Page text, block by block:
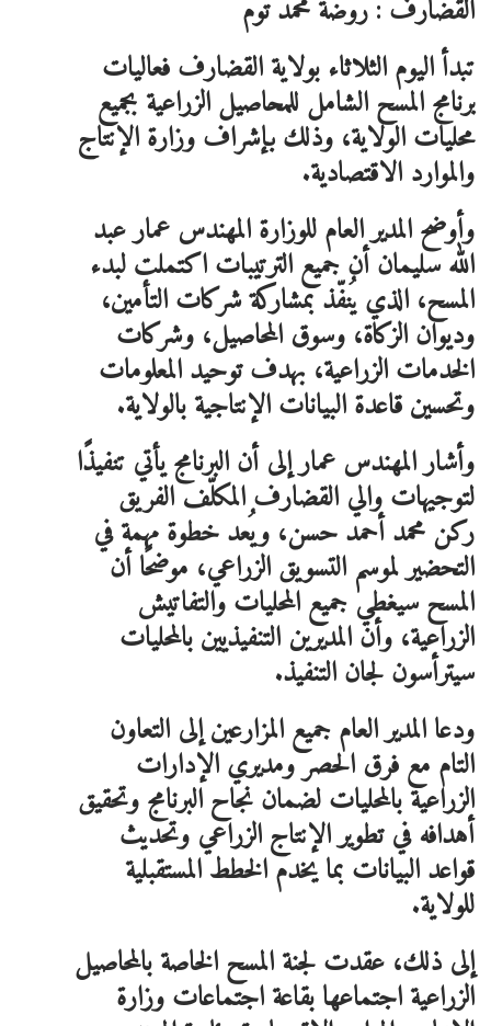
القضارف : روضة محمد توم
تبدأ اليوم الثلاثاء بولاية القضارف فعاليات
برنامج المسح الشامل للمحاصيل الزراعية بجميع
محليات الولاية، وذلك بإشراف وزارة الإنتاج
والموارد الاقتصادية.
وأوضح المدير العام للوزارة المهندس عمار عبد
الله سليمان أن جميع الترتيبات اكتملت لبدء
المسح، الذي يُنفّذ بمشاركة شركات التأمين،
وديوان الزكاة، وسوق المحاصيل، وشركات
الخدمات الزراعية، بهدف توحيد المعلومات
وتحسين قاعدة البيانات الإنتاجية بالولاية.
وأشار المهندس عمار إلى أن البرنامج يأتي تنفيذًا
لتوجيهات والي القضارف المكلّف الفريق
ركن محمد أحمد حسن، ويُعد خطوة مهمة في
التحضير لموسم التسويق الزراعي، موضحًا أن
المسح سيغطي جميع المحليات والتفاتيش
الزراعية، وأن المديرين التنفيذيين بالمحليات
سيترأسون لجان التنفيذ.
ودعا المدير العام جميع المزارعين إلى التعاون
التام مع فرق الحصر ومديري الإدارات
الزراعية بالمحليات لضمان نجاح البرنامج وتحقيق
أهدافه في تطوير الإنتاج الزراعي وتحديث
قواعد البيانات بما يخدم الخطط المستقبلية
للولاية.
إلى ذلك، عقدت لجنة المسح الخاصة بالمحاصيل
الزراعية اجتماعها بقاعة اجتماعات وزارة